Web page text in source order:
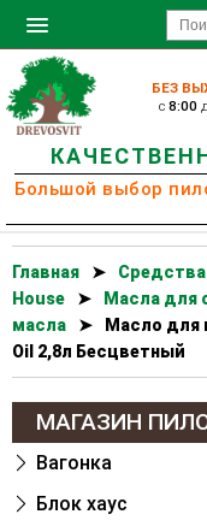
БЕЗ
c8:00
Большой выбор
Главная ➤
House
➤
Масла для
масла
➤
Масло для
Oil 2,8л Бесцветный
МАГАЗИН
Вагонка
Блок хаус